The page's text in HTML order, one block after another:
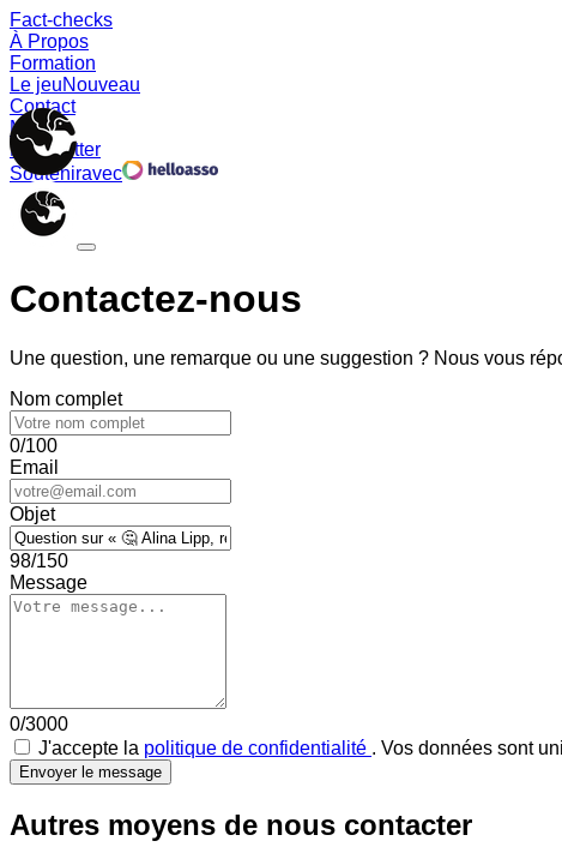
Fact-checks
À Propos
Formation
Le jeuNouveau
Contact
Memes
Newsletter
Souteniravec
Contactez-nous
Une question, une remarque ou une suggestion ? Nous vous
Nom complet
0/100
Email
Objet
98/150
Message
0/3000
J'accepte la politique de confidentialité . Vos données sont
Envoyer le message
Autres moyens de nous contacter